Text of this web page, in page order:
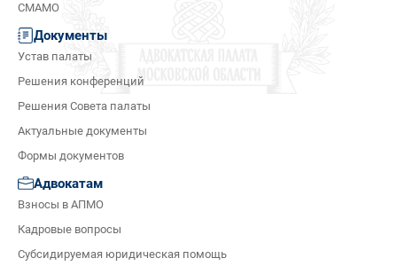
СМАМО
Документы
Устав палаты
Решения конференций
Решения Совета палаты
Актуальные документы
Формы документов
Адвокатам
Взносы в АПМО
Кадровые вопросы
Субсидируемая юридическая помощь